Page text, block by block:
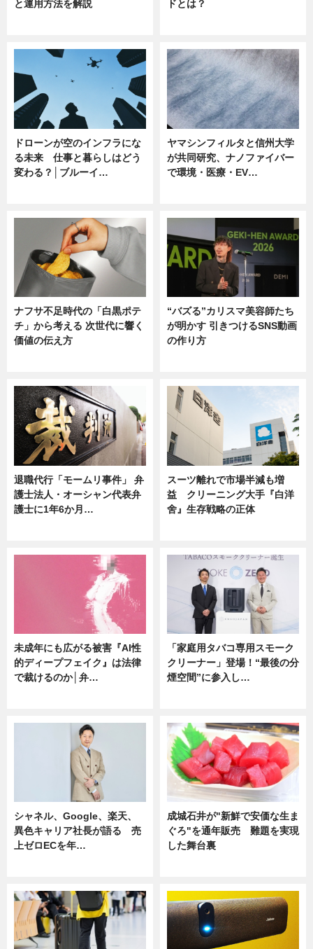
と運用方法を解説
ドとは？
ドローンが空のインフラにな
る未来 仕事と暮らしはどう
変わる？│ブルーイ…
ヤマシンフィルタと信州大学
が共同研究、ナノファイバー
で環境・医療・EV…
ナフサ不足時代の「白黒ポテ
チ」から考える 次世代に響く
価値の伝え方
“バズる”カリスマ美容師たち
が明かす 引きつけるSNS動画
の作り方
退職代行「モームリ事件」 弁
護士法人・オーシャン代表弁
護士に1年6か月…
スーツ離れで市場半減も増
益 クリーニング大手『白洋
舍』生存戦略の正体
未成年にも広がる被害『AI性
的ディープフェイク』は法律
で裁けるのか│弁…
「家庭用タバコ専用スモーク
クリーナー」登場！“最後の分
煙空間”に参入し…
シャネル、Google、楽天、
異色キャリア社長が語る 売
上ゼロECを年…
成城石井が"新鮮で安価な生ま
ぐろ"を通年販売 難題を実現
した舞台裏